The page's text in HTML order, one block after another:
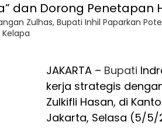
Zulhas, Bupati Inhil Paparkan
JAKARTA – Bupati
kerja strategis
Zulkifli Hasan, di
Jakarta, Selasa (5/5/